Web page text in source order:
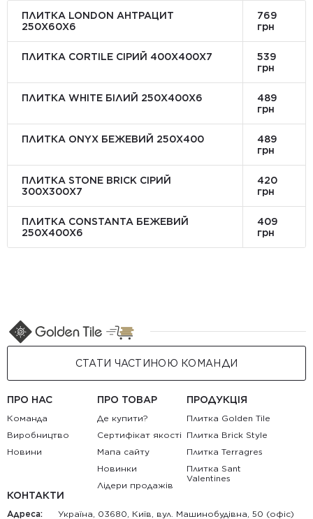
ПЛИТКА LONDON АНТРАЦИТ
250Х60Х6
769
грн
ПЛИТКА CORTILE СІРИЙ 400X400X7
539
грн
ПЛИТКА WHITE БІЛИЙ 250Х400Х6
489
грн
ПЛИТКА ONYX БЕЖЕВИЙ 250X400
489
грн
ПЛИТКА STONE BRICK СІРИЙ
300Х300X7
420
грн
ПЛИТКА CONSTANTA БЕЖЕВИЙ
250Х400X6
409
грн
СТАТИ ЧАСТИНОЮ КОМАНДИ
ПРО НАС
Команда
Виробництво
Новини
ПРО ТОВАР
Де купити?
Сертифікат якості
Мапа сайту
Новинки
Лідери продажів
ПРОДУКЦІЯ
Плитка Golden Tile
Плитка Brick Style
Плитка Terragres
Плитка Sant
Valentines
КОНТАКТИ
Адреса: Україна, 03680, Київ, вул. Машинобудівна, 50 (офіс)